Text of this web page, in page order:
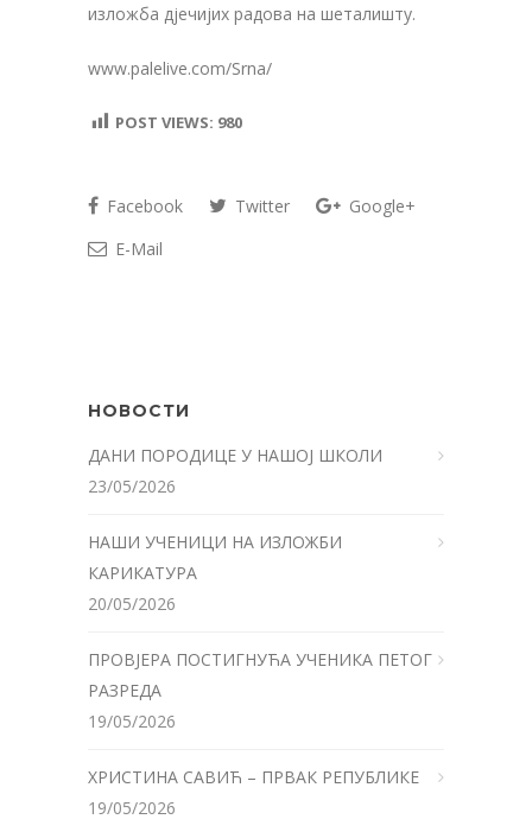
изложба дјечијих радова на шеталишту.
www.palelive.com/Srna/
POST VIEWS: 980
Facebook Twitter
Google+
E-Mail
НОВОСТИ
ДАНИ ПОРОДИЦЕ У НАШОЈ ШКОЛИ
23/05/2026
НАШИ УЧЕНИЦИ НА ИЗЛОЖБИ
КАРИКАТУРА
20/05/2026
ПРОВЈЕРА ПОСТИГНУЋА УЧЕНИКА ПЕТОГ
РАЗРЕДА
19/05/2026
ХРИСТИНА САВИЋ – ПРВАК РЕПУБЛИКЕ
19/05/2026